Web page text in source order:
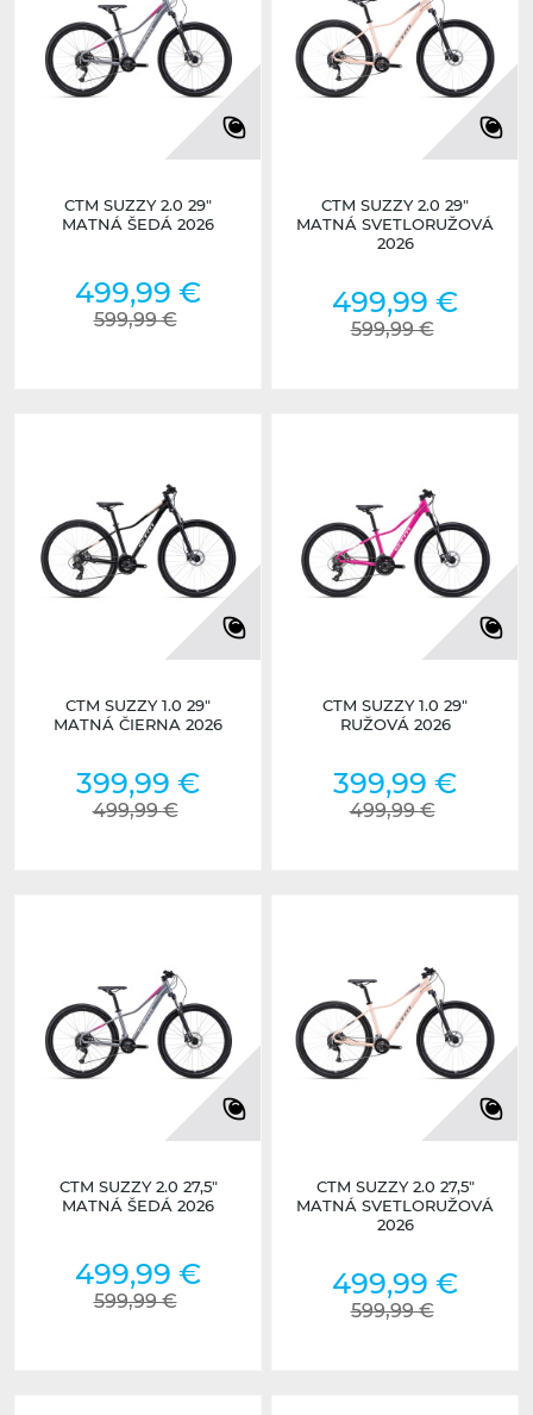
CTM SUZZY 2.0 29"
MATNÁ ŠEDÁ 2026
499,99 €
599,99 €
CTM SUZZY 2.0 29"
MATNÁ SVETLORUŽOVÁ
2026
499,99 €
599,99 €
CTM SUZZY 1.0 29"
MATNÁ ČIERNA 2026
399,99 €
499,99 €
CTM SUZZY 1.0 29"
RUŽOVÁ 2026
399,99 €
499,99 €
CTM SUZZY 2.0 27,5"
MATNÁ ŠEDÁ 2026
499,99 €
599,99 €
CTM SUZZY 2.0 27,5"
MATNÁ SVETLORUŽOVÁ
2026
499,99 €
599,99 €